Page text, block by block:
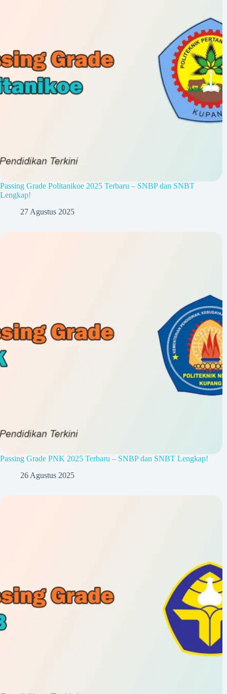
Passing Grade Politanikoe 2025 Terbaru – SNBP dan SNBT
Lengkap!
27 Agustus 2025
Passing Grade PNK 2025 Terbaru – SNBP dan SNBT Lengkap!
26 Agustus 2025